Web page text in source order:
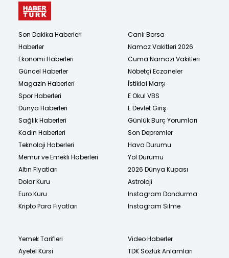
Son Dakika Haberleri
Haberler
Ekonomi Haberleri
Güncel Haberler
Magazin Haberleri
Spor Haberleri
Dünya Haberleri
Sağlık Haberleri
Kadın Haberleri
Teknoloji Haberleri
Memur ve Emekli Haberleri
Altın Fiyatları
Dolar Kuru
Euro Kuru
Kripto Para Fiyatları
Canlı Borsa
Namaz Vakitleri 2026
Cuma Namazı Vakitleri
Nöbetçi Eczaneler
İstiklal Marşı
E Okul VBS
E Devlet Giriş
Günlük Burç Yorumları
Son Depremler
Hava Durumu
Yol Durumu
2026 Dünya Kupası
Astroloji
Instagram Dondurma
Instagram Silme
Yemek Tarifleri
Ayetel Kürsi
Video Haberler
TDK Sözlük Anlamları